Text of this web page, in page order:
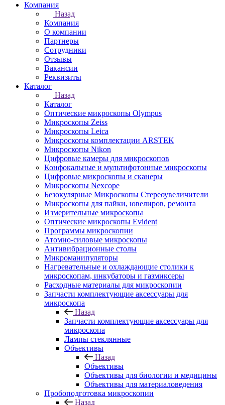
Компания
Назад
Компания
О компании
Партнеры
Сотрудники
Отзывы
Вакансии
Реквизиты
Каталог
Назад
Каталог
Оптические микроскопы Olympus
Микроскопы Zeiss
Микроскопы Leica
Микроскопы комплектации ARSTEK
Микроскопы Nikon
Цифровые камеры для микроскопов
Конфокальные и мультифотонные микроскопы
Цифровые микроскопы и сканеры
Микроскопы Nexcope
Безокулярные Микроскопы Стереоувеличители
Микроскопы для пайки, ювелиров, ремонта
Измерительные микроскопы
Оптические микроскопы Evident
Программы микроскопии
Атомно-силовые микроскопы
Антивибрационные столы
Микроманипуляторы
Нагревательные и охлаждающие столики к
микроскопам, инкубаторы и газмиксеры
Расходные материалы для микроскопии
Запчасти комплектующие аксессуары для
микроскопа
Назад
Запчасти комплектующие аксессуары для
микроскопа
Лампы стеклянные
Объективы
Назад
Объективы
Объективы для биологии и медицины
Объективы для материаловедения
Пробоподготовка микроскопии
Назад